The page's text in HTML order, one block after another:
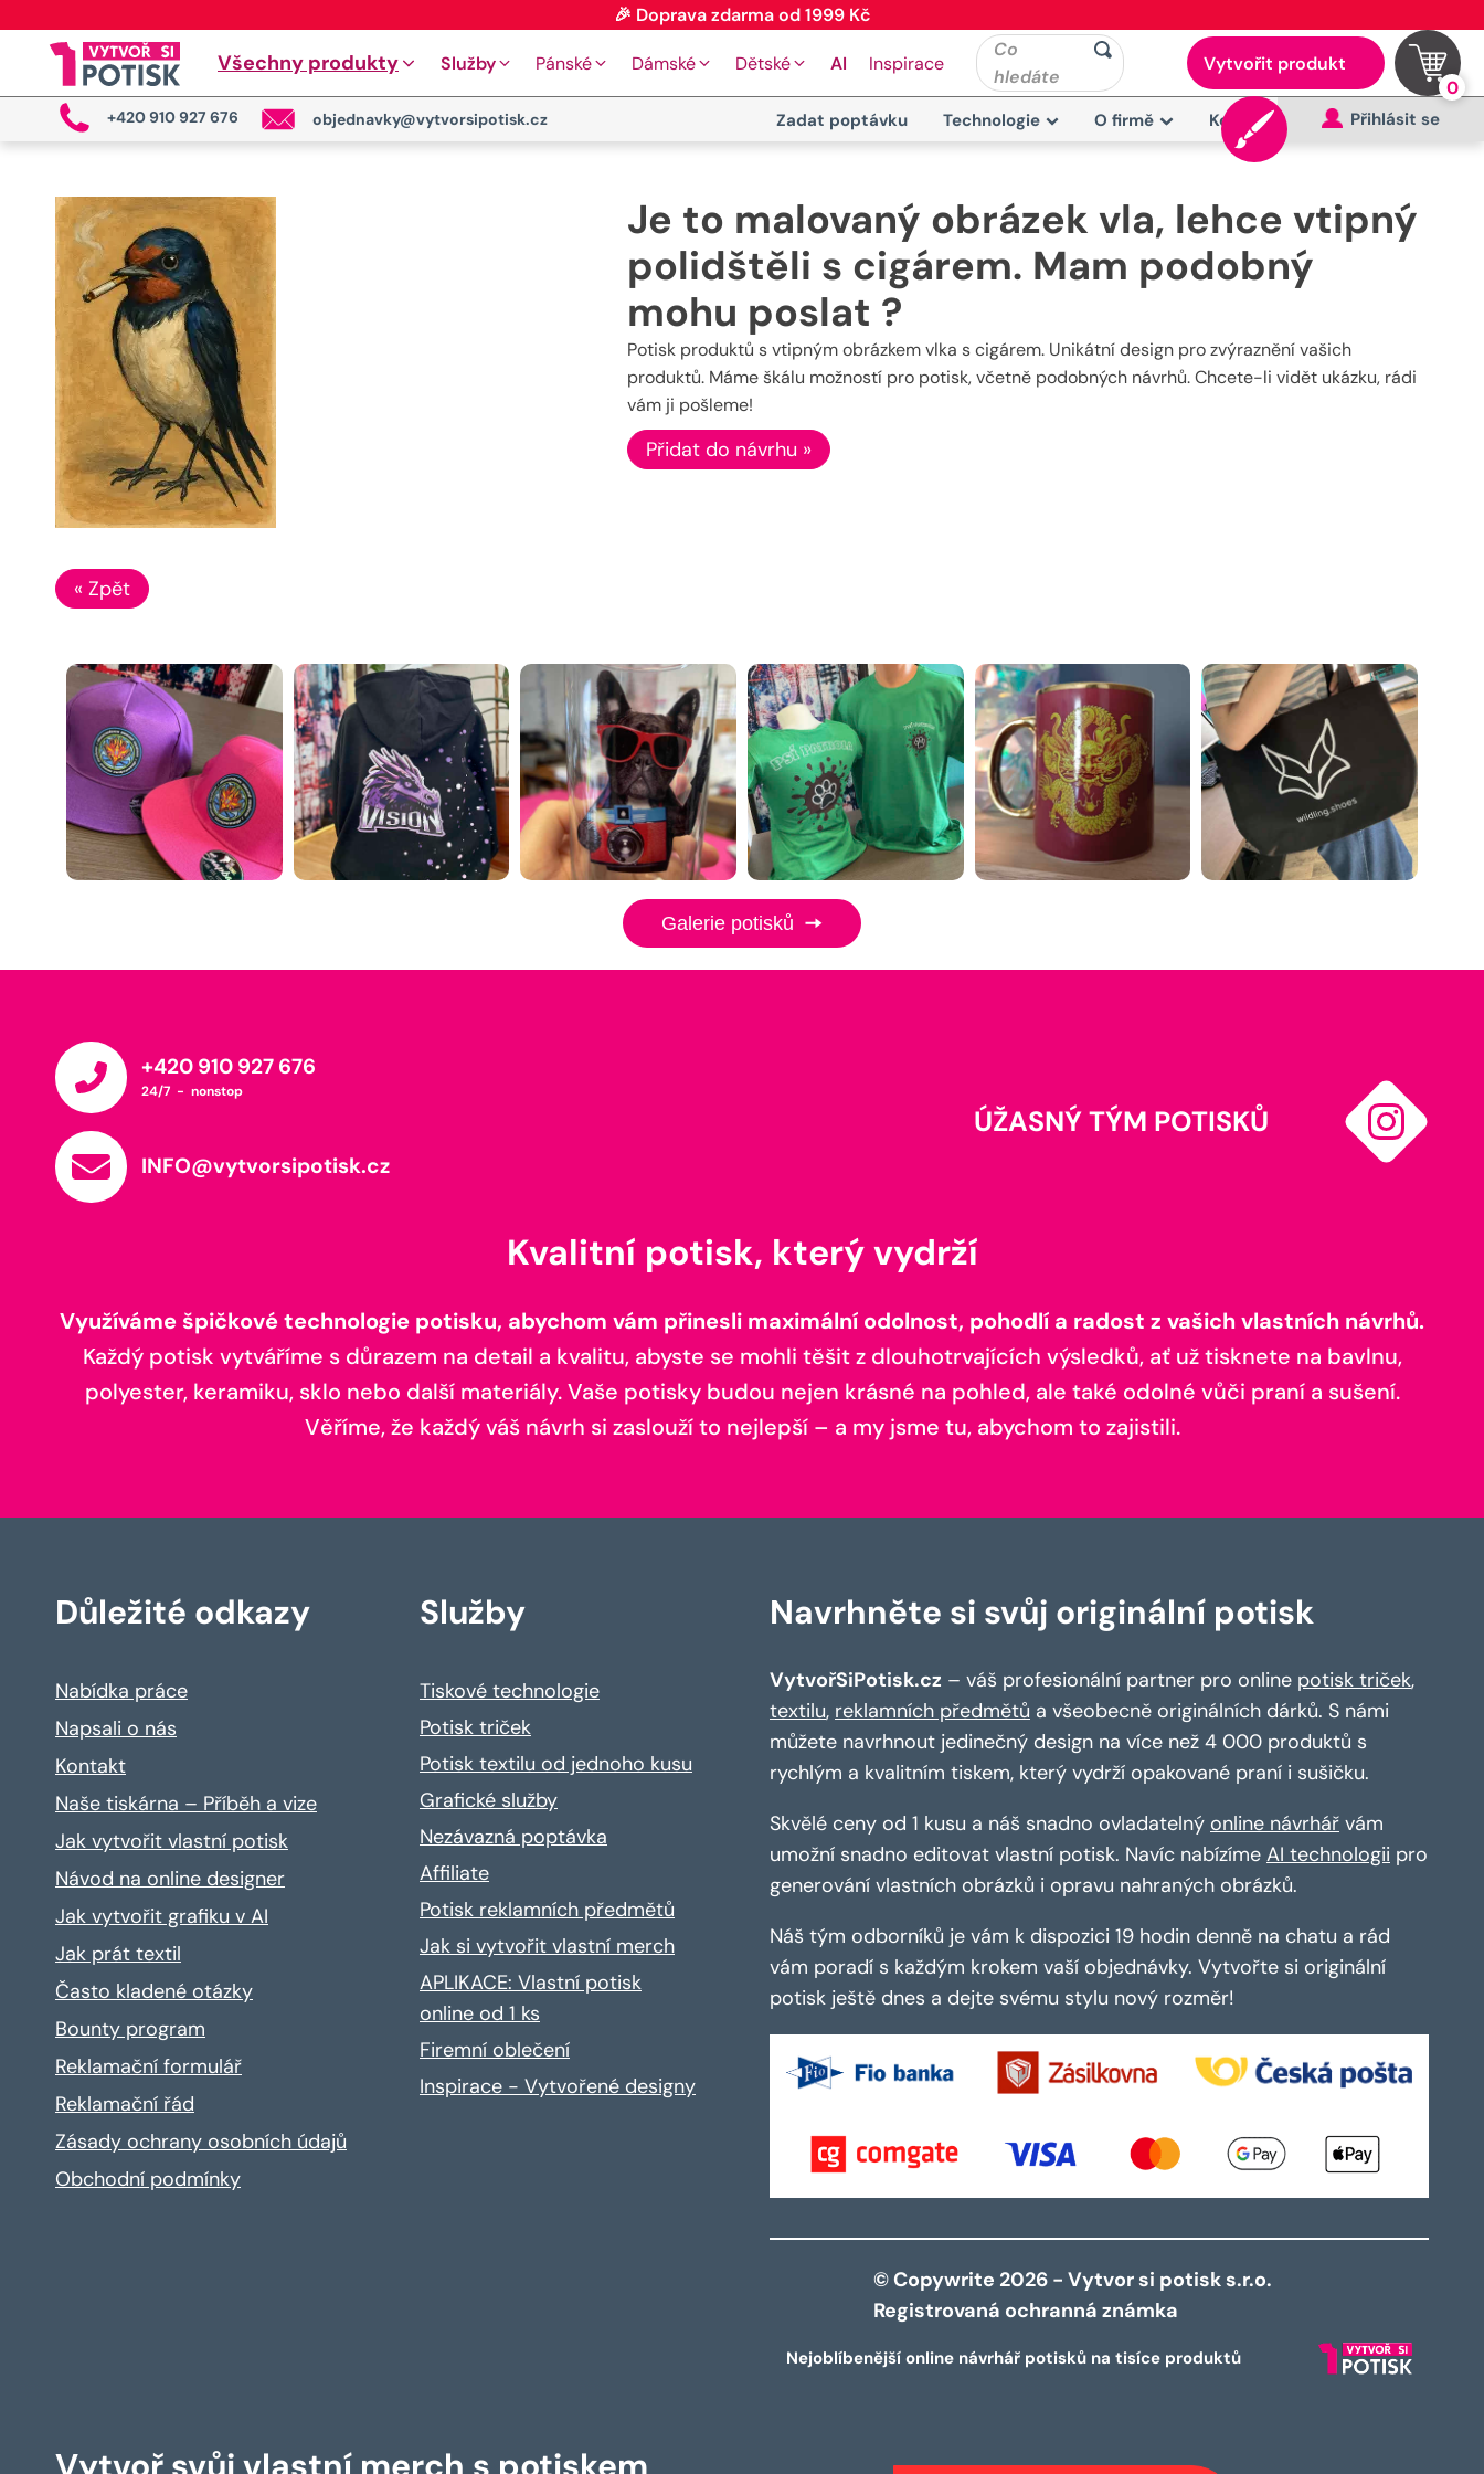
🎉 Doprava zdarma od 1999 Kč
Všechny produkty Služby Pánské Dámské Dětské AI Inspirace
Co
hledáte
Vytvořit produkt
0
+420 910 927 676 objednavky@vytvorsipotisk.cz Zadat poptávku Technologie O firmě Kontakt Přihlásit se
Je to malovaný obrázek vla, lehce vtipný
polidštěli s cigárem. Mam podobný
mohu poslat ?
Potisk produktů s vtipným obrázkem vlka s cigárem. Unikátní design pro zvýraznění vašich
produktů. Máme škálu možností pro potisk, včetně podobných návrhů. Chcete-li vidět ukázku, rádi
vám ji pošleme!
Přidat do návrhu »
« Zpět
Galerie potisků
+420 910 927 676
24/7 - nonstop
INFO@vytvorsipotisk.cz
ÚŽASNÝ TÝM POTISKŮ
Kvalitní potisk, který vydrží
Využíváme špičkové technologie potisku, abychom vám přinesli maximální odolnost, pohodlí a radost z vašich vlastních návrhů.
Každý potisk vytváříme s důrazem na detail a kvalitu, abyste se mohli těšit z dlouhotrvajících výsledků, ať už tisknete na bavlnu,
polyester, keramiku, sklo nebo další materiály. Vaše potisky budou nejen krásné na pohled, ale také odolné vůči praní a sušení.
Věříme, že každý váš návrh si zaslouží to nejlepší – a my jsme tu, abychom to zajistili.
Důležité odkazy
Nabídka práce
Napsali o nás
Kontakt
Naše tiskárna – Příběh a vize
Jak vytvořit vlastní potisk
Návod na online designer
Jak vytvořit grafiku v AI
Jak prát textil
Často kladené otázky
Bounty program
Reklamační formulář
Reklamační řád
Zásady ochrany osobních údajů
Obchodní podmínky
Služby
Tiskové technologie
Potisk triček
Potisk textilu od jednoho kusu
Grafické služby
Nezávazná poptávka
Affiliate
Potisk reklamních předmětů
Jak si vytvořit vlastní merch
APLIKACE: Vlastní potisk
online od 1 ks
Firemní oblečení
Inspirace - Vytvořené designy
Navrhněte si svůj originální potisk
VytvořSiPotisk.cz – váš profesionální partner pro online potisk triček,
textilu, reklamních předmětů a všeobecně originálních dárků. S námi
můžete navrhnout jedinečný design na více než 4 000 produktů s
rychlým a kvalitním tiskem, který vydrží opakované praní i sušičku.
Skvělé ceny od 1 kusu a náš snadno ovladatelný online návrhář vám
umožní snadno editovat vlastní potisk. Navíc nabízíme AI technologii pro
generování vlastních obrázků i opravu nahraných obrázků.
Náš tým odborníků je vám k dispozici 19 hodin denně na chatu a rád
vám poradí s každým krokem vaší objednávky. Vytvořte si originální
potisk ještě dnes a dejte svému stylu nový rozměr!
© Copywrite 2026 - Vytvor si potisk s.r.o.
Registrovaná ochranná známka
Nejoblíbenější online návrhář potisků na tisíce produktů